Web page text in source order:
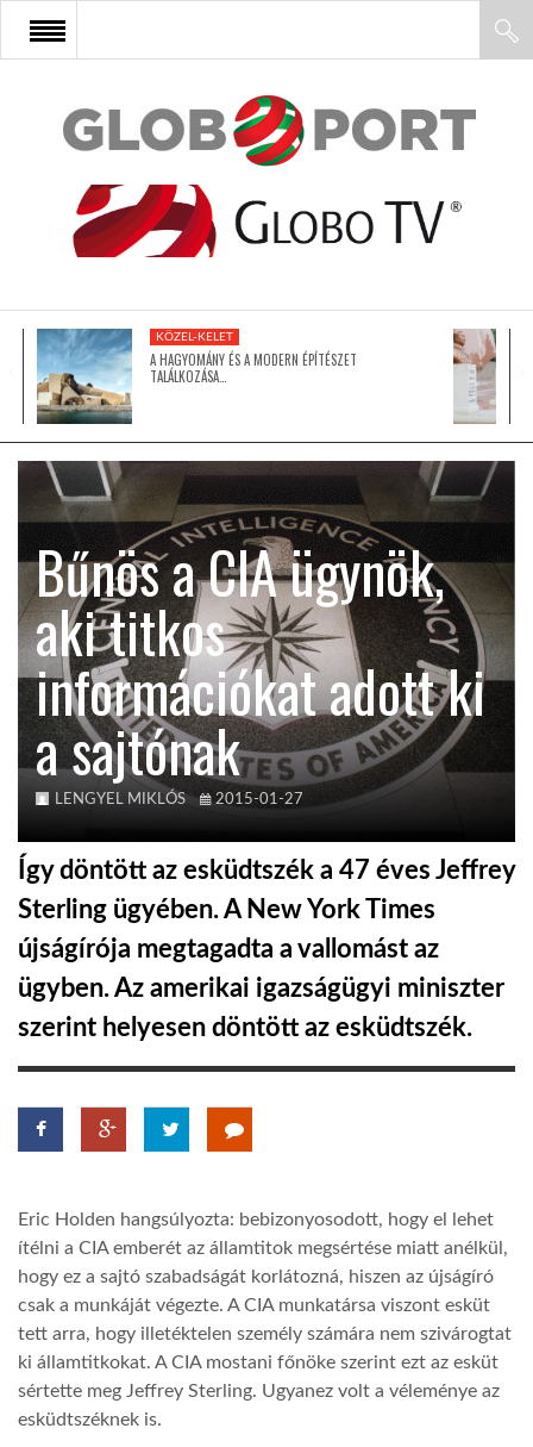
FŐOLDAL
AFRIKA
ÁZSIA
LATIN-AMERIKA
KÖZEL-KELET
AUSZTRÁLIA
A VILÁG ITTHON
GLOBOTV BP
HÍR3D
TROPICALMAGAZIN
AFRIKA TUDÁSTÁR
A NAP SZÉPE
LINKTR.EE
KÖZEL-KELET
A HAGYOMÁNY ÉS A MODERN ÉPÍTÉSZET
TALÁLKOZÁSA…
Bűnös a CIA ügynök,
aki titkos
információkat adott ki
a sajtónak
LENGYEL MIKLÓS 2015-01-27
Így döntött az esküdtszék a 47 éves Jeffrey
Sterling ügyében. A New York Times
újságírója megtagadta a vallomást az
ügyben. Az amerikai igazságügyi miniszter
szerint helyesen döntött az esküdtszék.
Eric Holden hangsúlyozta: bebizonyosodott, hogy el lehet
ítélni a CIA emberét az államtitok megsértése miatt anélkül,
hogy ez a sajtó szabadságát korlátozná, hiszen az újságíró
csak a munkáját végezte. A CIA munkatársa viszont esküt
tett arra, hogy illetéktelen személy számára nem szivárogtat
ki államtitkokat. A CIA mostani főnöke szerint ezt az esküt
sértette meg Jeffrey Sterling. Ugyanez volt a véleménye az
esküdtszéknek is.